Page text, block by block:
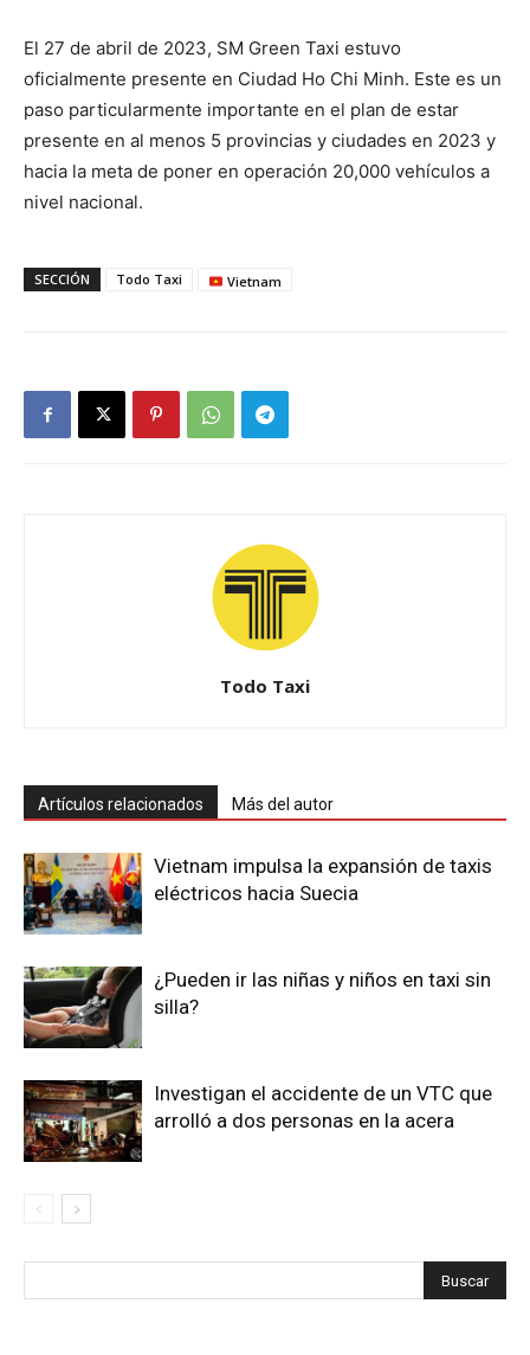
El 27 de abril de 2023, SM Green Taxi estuvo
oficialmente presente en Ciudad Ho Chi Minh. Este es un
paso particularmente importante en el plan de estar
presente en al menos 5 provincias y ciudades en 2023 y
hacia la meta de poner en operación 20,000 vehículos a
nivel nacional.
SECCIÓN Todo Taxi Vietnam
Todo Taxi
Artículos relacionados Más del autor
Vietnam impulsa la expansión de taxis
eléctricos hacia Suecia
¿Pueden ir las niñas y niños en taxi sin
silla?
Investigan el accidente de un VTC que
arrolló a dos personas en la acera